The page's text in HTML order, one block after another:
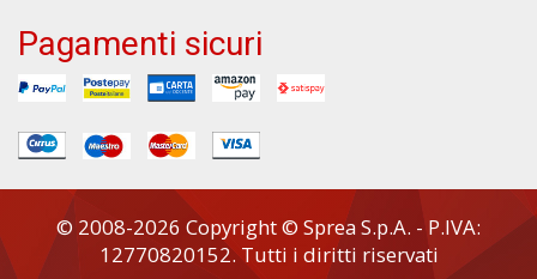
Pagamenti sicuri
© 2008-2026 Copyright © Sprea S.p.A. - P.IVA:
12770820152. Tutti i diritti riservati